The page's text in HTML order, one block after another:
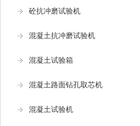
砼抗冲磨试验机
混凝土抗冲磨试验机
混凝土试验箱
混凝土路面钻孔取芯机
混凝土试验机